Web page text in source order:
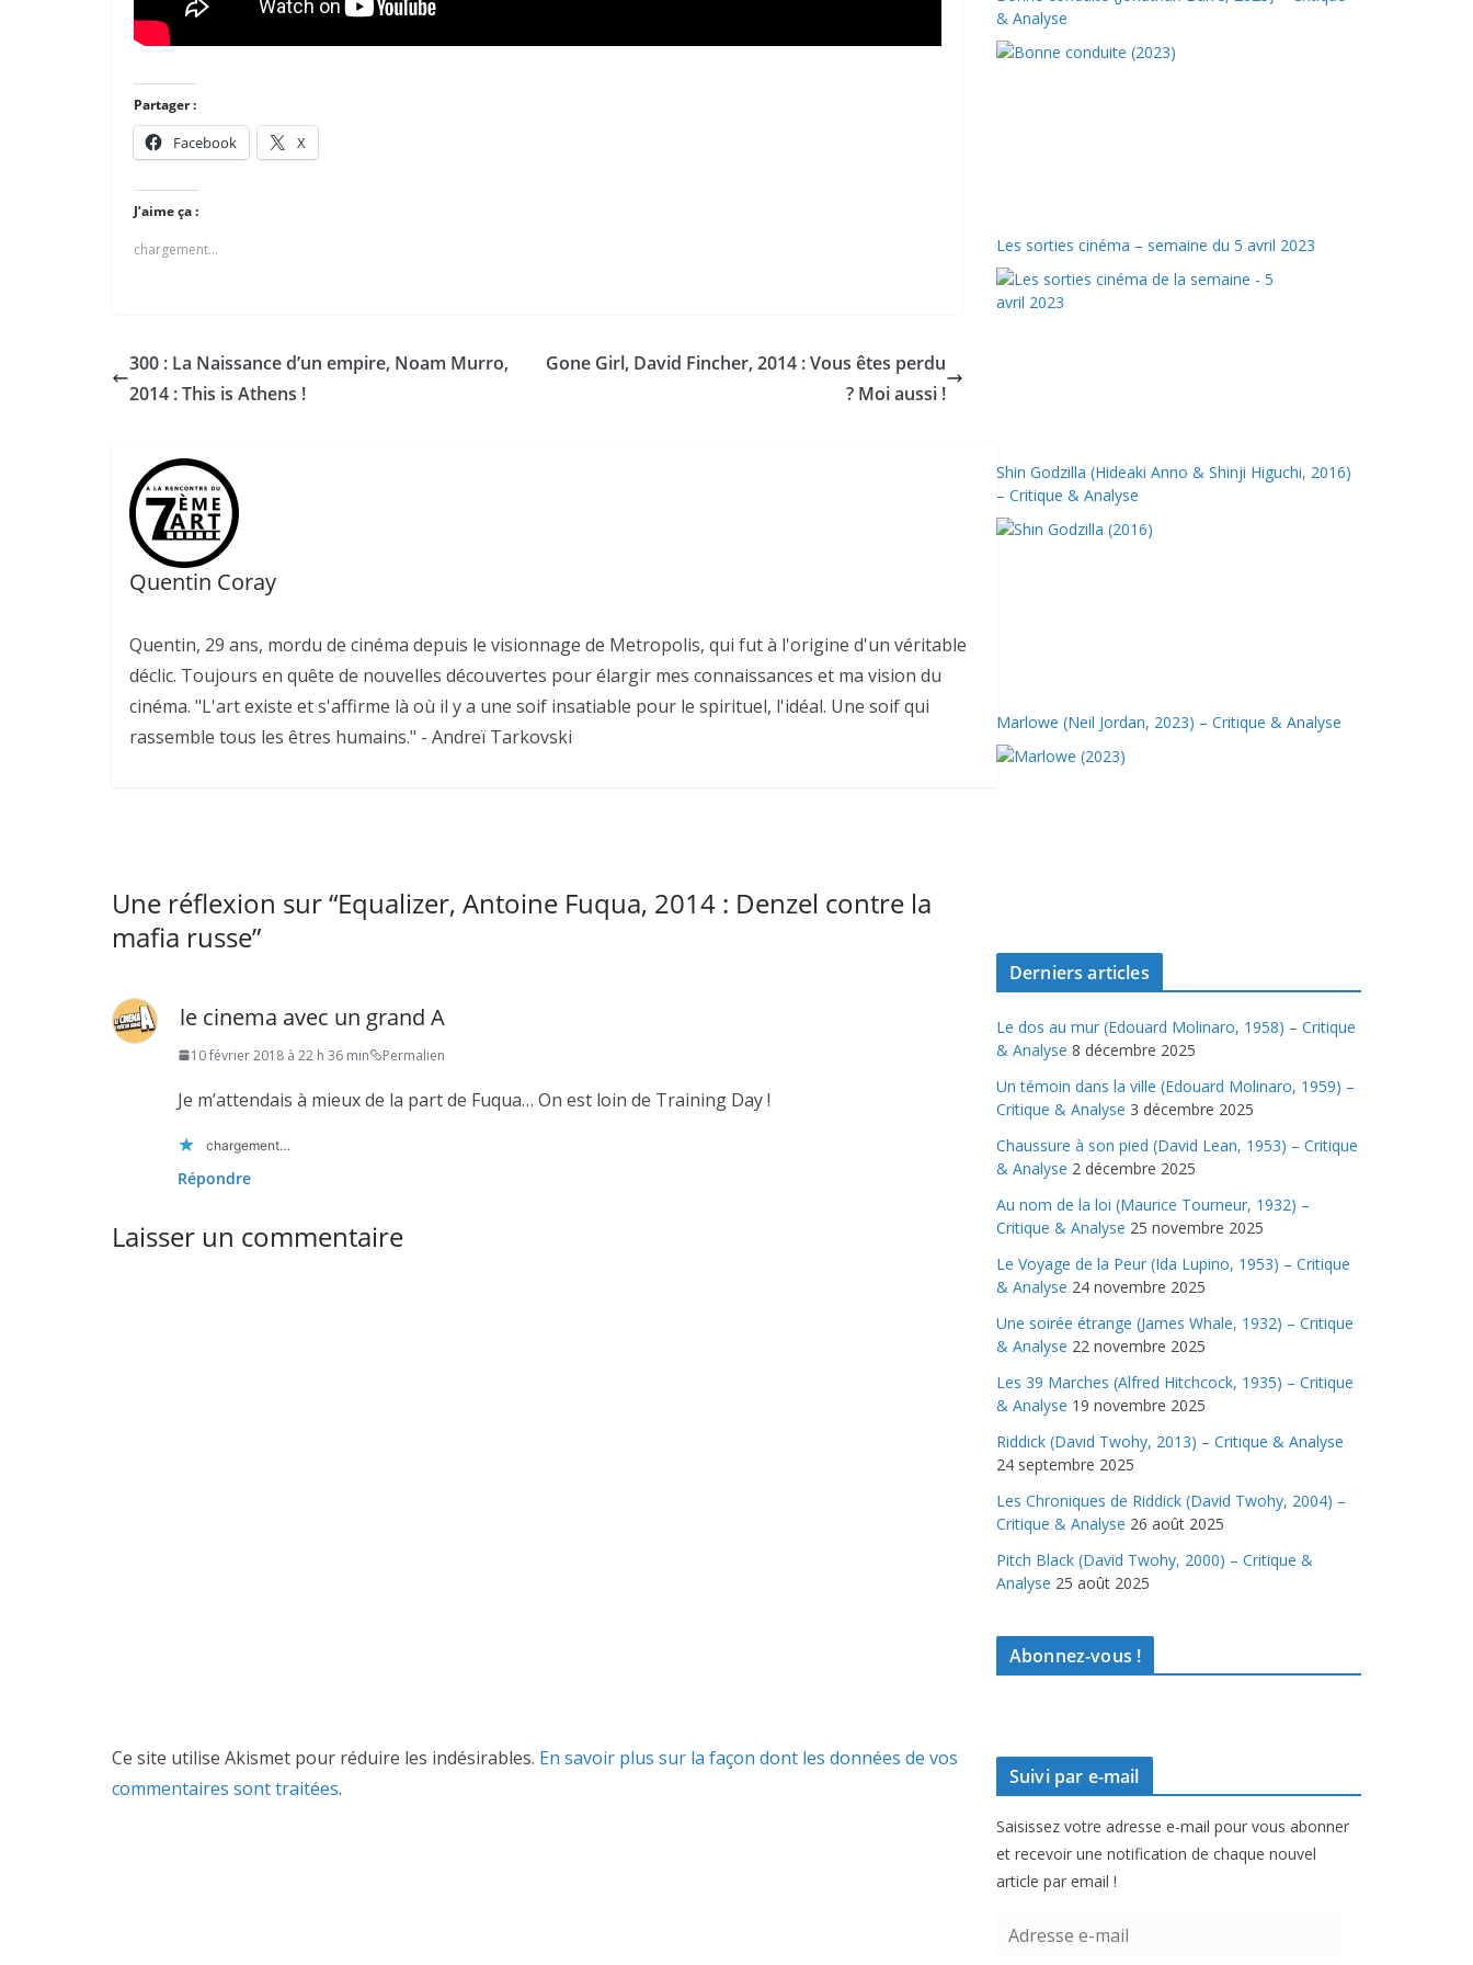
Partager :
Facebook X
J’aime ça :
chargement…
300 : La Naissance d’un empire, Noam Murro,
2014 : This is Athens !
Gone Girl, David Fincher, 2014 : Vous êtes perdu
? Moi aussi !
Quentin Coray
Quentin, 29 ans, mordu de cinéma depuis le visionnage de Metropolis, qui fut à l'origine d'un véritable
déclic. Toujours en quête de nouvelles découvertes pour élargir mes connaissances et ma vision du
cinéma. "L'art existe et s'affirme là où il y a une soif insatiable pour le spirituel, l'idéal. Une soif qui
rassemble tous les êtres humains." - Andreï Tarkovski
Une réflexion sur “Equalizer, Antoine Fuqua, 2014 : Denzel contre la
mafia russe”
le cinema avec un grand A
10 février 2018 à 22 h 36 min Permalien
Je m’attendais à mieux de la part de Fuqua… On est loin de Training Day !
chargement…
Répondre
Laisser un commentaire
Ce site utilise Akismet pour réduire les indésirables. En savoir plus sur la façon dont les données de vos
commentaires sont traitées.
& Analyse
Les sorties cinéma – semaine du 5 avril 2023
Shin Godzilla (Hideaki Anno & Shinji Higuchi, 2016)
– Critique & Analyse
Marlowe (Neil Jordan, 2023) – Critique & Analyse
Derniers articles
Le dos au mur (Edouard Molinaro, 1958) – Critique
& Analyse 8 décembre 2025
Un témoin dans la ville (Edouard Molinaro, 1959) –
Critique & Analyse 3 décembre 2025
Chaussure à son pied (David Lean, 1953) – Critique
& Analyse 2 décembre 2025
Au nom de la loi (Maurice Tourneur, 1932) –
Critique & Analyse 25 novembre 2025
Le Voyage de la Peur (Ida Lupino, 1953) – Critique
& Analyse 24 novembre 2025
Une soirée étrange (James Whale, 1932) – Critique
& Analyse 22 novembre 2025
Les 39 Marches (Alfred Hitchcock, 1935) – Critique
& Analyse 19 novembre 2025
Riddick (David Twohy, 2013) – Critique & Analyse
24 septembre 2025
Les Chroniques de Riddick (David Twohy, 2004) –
Critique & Analyse 26 août 2025
Pitch Black (David Twohy, 2000) – Critique &
Analyse 25 août 2025
Abonnez-vous !
Suivi par e-mail
Saisissez votre adresse e-mail pour vous abonner
et recevoir une notification de chaque nouvel
article par email !